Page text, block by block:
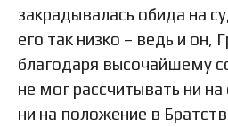
закрадывалась обида на
его так низко – ведь и он,
благодаря высочайшему
не мог рассчитывать ни
ни на положение в